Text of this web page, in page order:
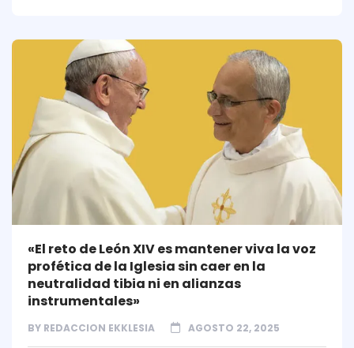
«El reto de León XIV es mantener viva la voz
profética de la Iglesia sin caer en la
neutralidad tibia ni en alianzas
instrumentales»
BY REDACCION EKKLESIA AGOSTO 22, 2025